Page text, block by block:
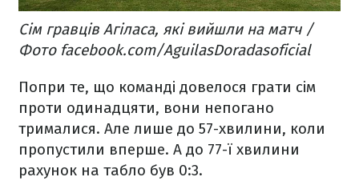
Сім гравців Агіласа, які вийшли на матч /
Фото facebook.com/AguilasDoradasoficial
Попри те, що команді довелося грати сім
проти одинадцяти, вони непогано
трималися. Але лише до 57-хвилини, коли
пропустили вперше. А до 77-ї хвилини
рахунок на табло був 0:3.